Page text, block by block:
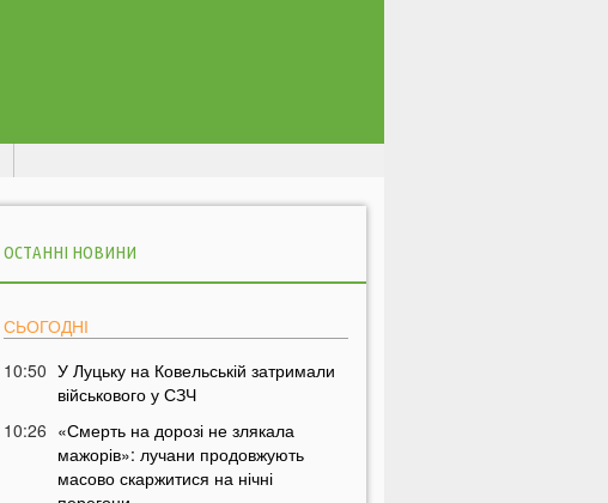
ОСТАННІ НОВИНИ
СЬОГОДНІ
10:50 У Луцьку на Ковельській затримали
військового у СЗЧ
10:26 «Смерть на дорозі не злякала
мажорів»: лучани продовжують
масово скаржитися на нічні